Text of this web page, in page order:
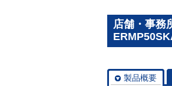
店舗・事務
製品概要